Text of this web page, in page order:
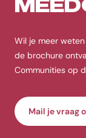
Wil je meer
de brochure
Communities op
Mail je vraag